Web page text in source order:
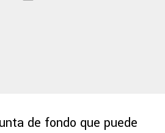
de fondo que puede